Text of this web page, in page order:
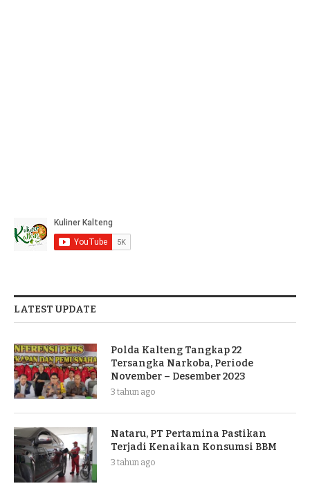
LATEST UPDATE
Polda Kalteng Tangkap 22
Tersangka Narkoba, Periode
November – Desember 2023
3 tahun ago
Nataru, PT Pertamina Pastikan
Terjadi Kenaikan Konsumsi BBM
3 tahun ago